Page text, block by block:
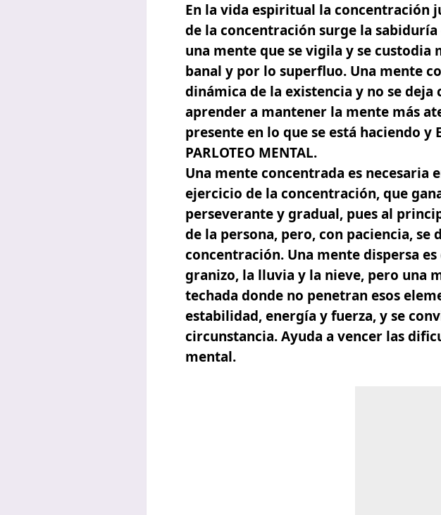
En la vida espiritual la concentración
de la concentración surge la
una mente que se vigila y se
banal y por lo superfluo. Una mente
dinámica de la existencia y no se
aprender a mantener la mente más
presente en lo que se está haciendo y
PARLOTEO MENTAL.
Una mente concentrada es necesaria
ejercicio de la concentración, que
perseverante y gradual, pues al
de la persona, pero, con paciencia,
concentración. Una mente dispersa
granizo, la lluvia y la nieve, pero una
techada donde no penetran esos
estabilidad, energía y fuerza, y se
circunstancia. Ayuda a vencer las
mental.